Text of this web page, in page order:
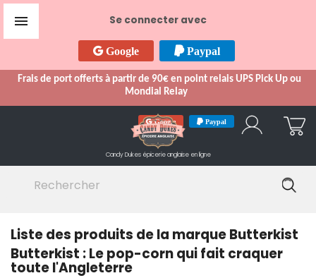
Se connecter avec
Google Paypal
Frais de port offerts à partir de 90€ en point relais UPS Pick Up ou
Mondial Relay

Google Paypal
Candy Dukes épicerie anglaise en ligne
Liste des produits de la marque Butterkist
Butterkist : Le pop-corn qui fait craquer
toute l'Angleterre